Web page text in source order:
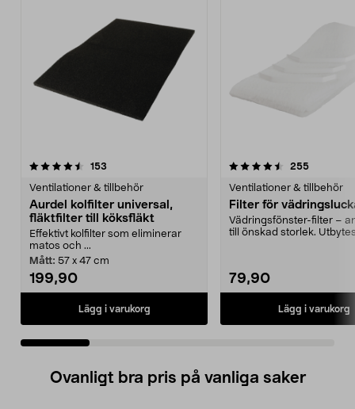
153
Ventilationer & tillbehör
Aurdel kolfilter universal,
fläktfilter till köksfläkt
Effektivt kolfilter som eliminerar
matos och ...
Mått: 57 x 47 cm
199,90
Lägg i varukorg
4.5 av 5 stjärnor 255
Ventilationer & tillbehör
Filter för
Vädringsfönster-filter –
till önskad storlek.
79,90
Lägg i varukorg
4.5 av 5 stjärnor
Ovanligt bra pris på vanliga saker